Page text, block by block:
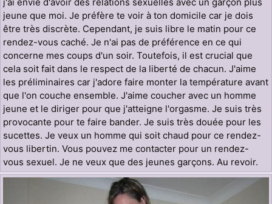
jeune que moi. Je préfère te voir à ton domicile car je dois
être très discrète. Cependant, je suis libre le matin pour ce
rendez-vous caché. Je n'ai pas de préférence en ce qui
concerne mes coups d'un soir. Toutefois, il est crucial que
cela soit fait dans le respect de la liberté de chacun. J'aime
les préliminaires car j'adore faire monter la température avant
que l'on couche ensemble. J'aime coucher avec un homme
jeune et le diriger pour que j'atteigne l'orgasme. Je suis très
provocante pour te faire bander. Je suis très douée pour les
sucettes. Je veux un homme qui soit chaud pour ce rendez-
vous libertin. Vous pouvez me contacter pour un rendez-
vous sexuel. Je ne veux que des jeunes garçons. Au revoir.